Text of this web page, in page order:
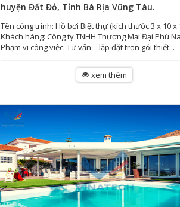
huyện Đất Đỏ, Tỉnh Bà Rịa Vũng Tàu.
Tên công trình: Hồ bơi Biệt thự (kích thước 3 x 10 x
Khách hàng: Công ty TNHH Thương Mại Đại Phú
Phạm vi công việc: Tư vấn – lắp đặt trọn gói thiết...
xem thêm